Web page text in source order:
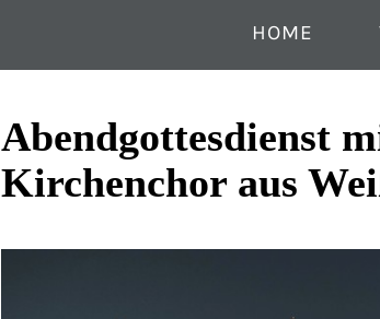
HOME
Abendgottesdienst
Kirchenchor aus